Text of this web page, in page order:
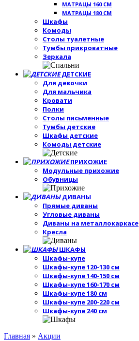
МАТРАЦЫ 160 СМ
МАТРАЦЫ 180 СМ
Шкафы
Комоды
Столы туалетные
Тумбы прикроватные
Зеркала
ДЕТСКИЕ
Для девочки
Для мальчика
Кровати
Полки
Столы письменные
Тумбы детские
Шкафы детские
Комоды детские
ПРИХОЖИЕ
Модульные прихожие
Обувницы
ДИВАНЫ
Прямые диваны
Угловые диваны
Диваны на металлокаркасе
Кресла
ШКАФЫ
Шкафы-купе
Шкафы-купе 120-130 см
Шкафы-купе 140-150 см
Шкафы-купе 160-170 см
Шкафы-купе 180 см
Шкафы-купе 200-220 см
Шкафы-купе 240 см
Главная » Акции